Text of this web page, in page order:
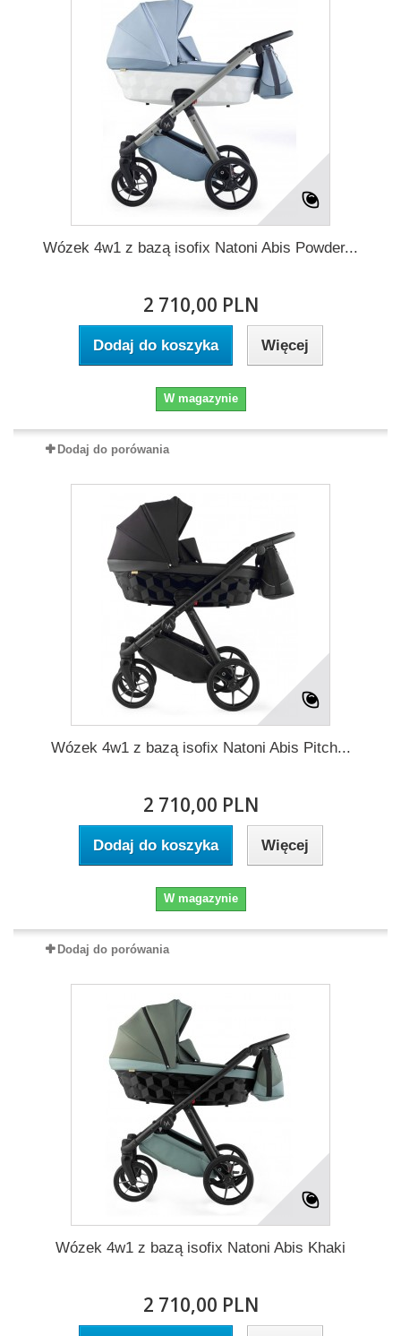
Wózek 4w1 z bazą isofix Natoni Abis Powder...
2 710,00 PLN
Dodaj do koszyka Więcej
W magazynie
Dodaj do porówania
Wózek 4w1 z bazą isofix Natoni Abis Pitch...
2 710,00 PLN
Dodaj do koszyka Więcej
W magazynie
Dodaj do porówania
Wózek 4w1 z bazą isofix Natoni Abis Khaki
2 710,00 PLN